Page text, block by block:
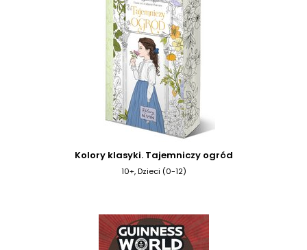
Kolory klasyki. Tajemniczy ogród
10+, Dzieci (0-12)